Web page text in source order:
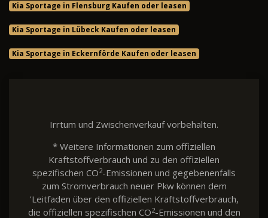
Kia Sportage in Flensburg Kaufen oder leasen
Kia Sportage in Lübeck Kaufen oder leasen
Kia Sportage in Eckernförde Kaufen oder leasen
Irrtum und Zwischenverkauf vorbehalten.
* Weitere Informationen zum offiziellen
Kraftstoffverbrauch und zu den offiziellen
spezifischen CO2-Emissionen und gegebenenfalls
zum Stromverbrauch neuer Pkw können dem
'Leitfaden über den offiziellen Kraftstoffverbrauch,
die offiziellen spezifischen CO2-Emissionen und den